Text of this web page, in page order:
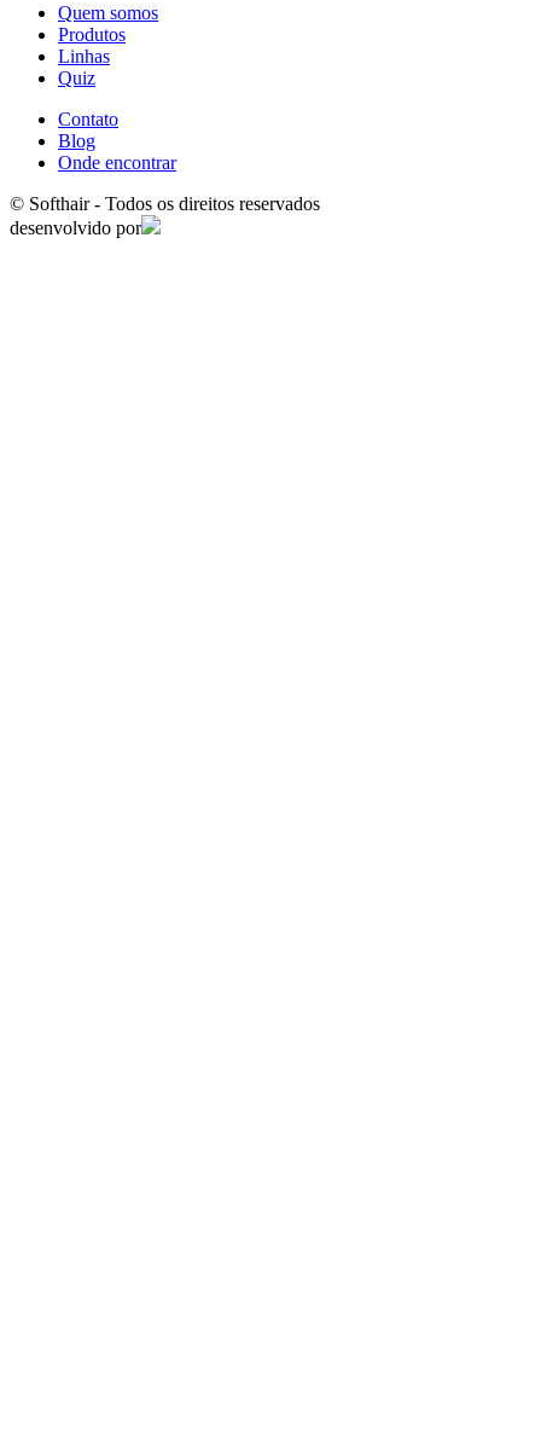
Quem somos
Produtos
Linhas
Quiz
Contato
Blog
Onde encontrar
© Softhair - Todos os direitos reservados
desenvolvido por